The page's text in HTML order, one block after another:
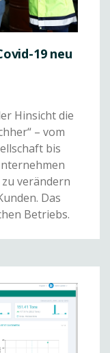
19 neu
Hinsicht die
– vom
bis
verändern
Das
Betriebs.